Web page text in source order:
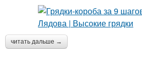
читать дальше →